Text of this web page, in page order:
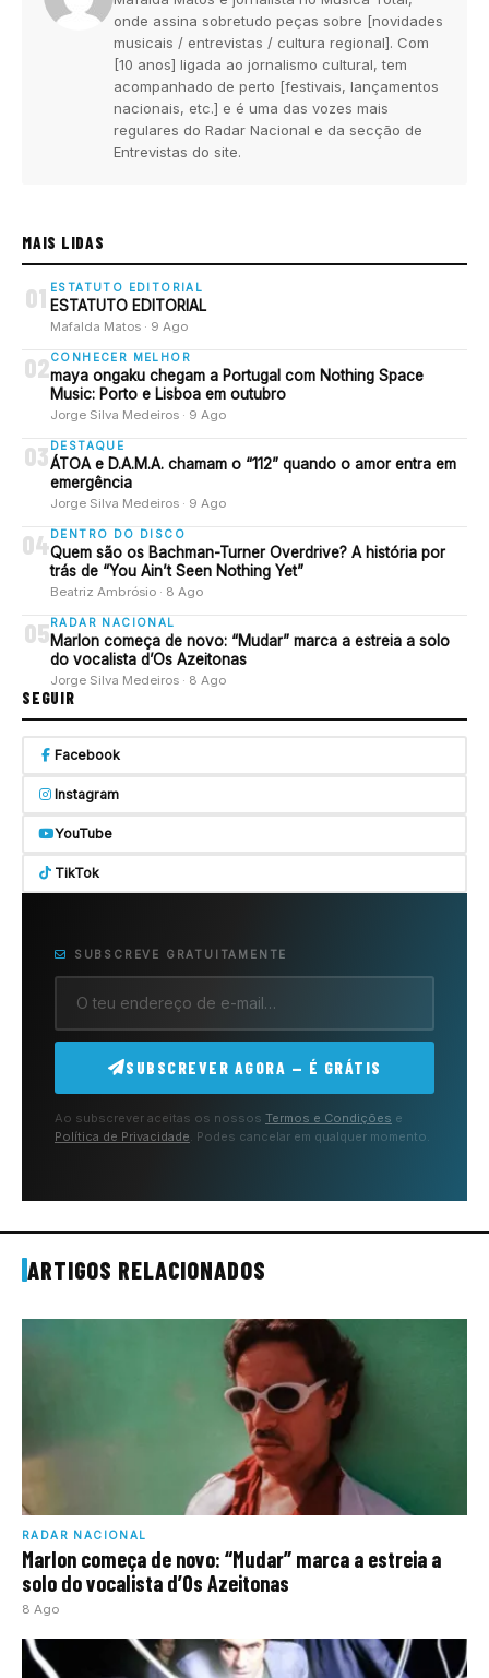
onde assina sobretudo peças sobre [novidades
musicais / entrevistas / cultura regional]. Com
[10 anos] ligada ao jornalismo cultural, tem
acompanhado de perto [festivais, lançamentos
nacionais, etc.] e é uma das vozes mais
regulares do Radar Nacional e da secção de
Entrevistas do site.
MAIS LIDAS
01 ESTATUTO EDITORIAL
ESTATUTO EDITORIAL
Mafalda Matos · 9 Ago
02 CONHECER MELHOR
maya ongaku chegam a Portugal com Nothing Space
Music: Porto e Lisboa em outubro
Jorge Silva Medeiros · 9 Ago
03 DESTAQUE
ÁTOA e D.A.M.A. chamam o “112” quando o amor entra em
emergência
Jorge Silva Medeiros · 9 Ago
04DENTRO DO DISCO
Quem são os Bachman-Turner Overdrive? A história por
trás de “You Ain’t Seen Nothing Yet”
Beatriz Ambrósio · 8 Ago
05 RADAR NACIONAL
Marlon começa de novo: “Mudar” marca a estreia a solo
do vocalista d’Os Azeitonas
Jorge Silva Medeiros · 8 Ago
SEGUIR
Facebook
Instagram
YouTube
TikTok
SUBSCREVE GRATUITAMENTE
SUBSCREVER AGORA — É GRÁTIS
Ao subscrever aceitas os nossos Termos e Condições e
Política de Privacidade. Podes cancelar em qualquer momento.
ARTIGOS RELACIONADOS
RADAR NACIONAL
Marlon começa de novo: “Mudar” marca a estreia a
solo do vocalista d’Os Azeitonas
8 Ago